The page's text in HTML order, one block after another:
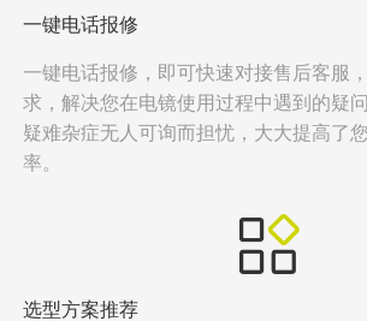
一键电话报修
一键电话报修，即可快速对接售后客服
求，解决您在电镜使用过程中遇到的疑
疑难杂症无人可询而担忧，大大提高了
率。
选型方案推荐